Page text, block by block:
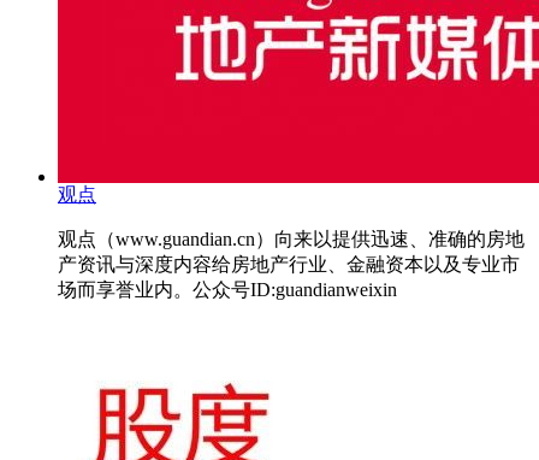
观点
观点（www.guandian.cn）向来以提供迅速、准确的房地
产资讯与深度内容给房地产行业、金融资本以及专业市
场而享誉业内。公众号ID:guandianweixin